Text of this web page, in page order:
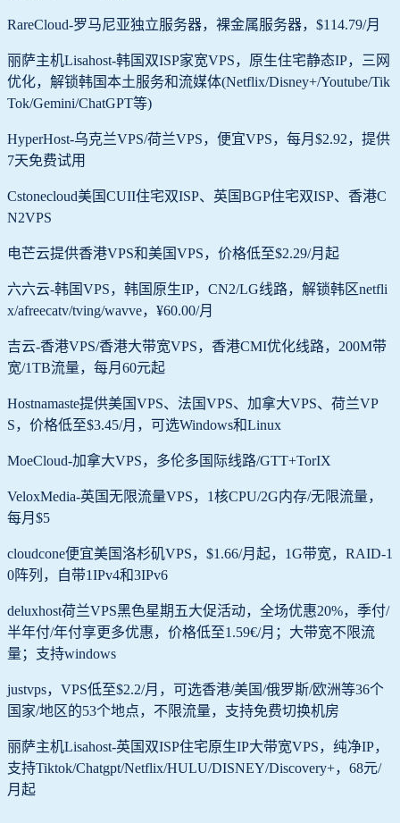
RareCloud-罗马尼亚独立服务器，裸金属服务器，$114.79/月
丽萨主机Lisahost-韩国双ISP家宽VPS，原生住宅静态IP，三网
优化，解锁韩国本土服务和流媒体(Netflix/Disney+/Youtube/Tik
Tok/Gemini/ChatGPT等)
HyperHost-乌克兰VPS/荷兰VPS，便宜VPS，每月$2.92，提供
7天免费试用
Cstonecloud美国CUII住宅双ISP、英国BGP住宅双ISP、香港C
N2VPS
电芒云提供香港VPS和美国VPS，价格低至$2.29/月起
六六云-韩国VPS，韩国原生IP，CN2/LG线路，解锁韩区netfli
x/afreecatv/tving/wavve，¥60.00/月
吉云-香港VPS/香港大带宽VPS，香港CMI优化线路，200M带
宽/1TB流量，每月60元起
Hostnamaste提供美国VPS、法国VPS、加拿大VPS、荷兰VP
S，价格低至$3.45/月，可选Windows和Linux
MoeCloud-加拿大VPS，多伦多国际线路/GTT+TorIX
VeloxMedia-英国无限流量VPS，1核CPU/2G内存/无限流量，
每月$5
cloudcone便宜美国洛杉矶VPS，$1.66/月起，1G带宽，RAID-1
0阵列，自带1IPv4和3IPv6
deluxhost荷兰VPS黑色星期五大促活动，全场优惠20%，季付/
半年付/年付享更多优惠，价格低至1.59€/月；大带宽不限流
量；支持windows
justvps，VPS低至$2.2/月，可选香港/美国/俄罗斯/欧洲等36个
国家/地区的53个地点，不限流量，支持免费切换机房
丽萨主机Lisahost-英国双ISP住宅原生IP大带宽VPS，纯净IP，
支持Tiktok/Chatgpt/Netflix/HULU/DISNEY/Discovery+，68元/
月起